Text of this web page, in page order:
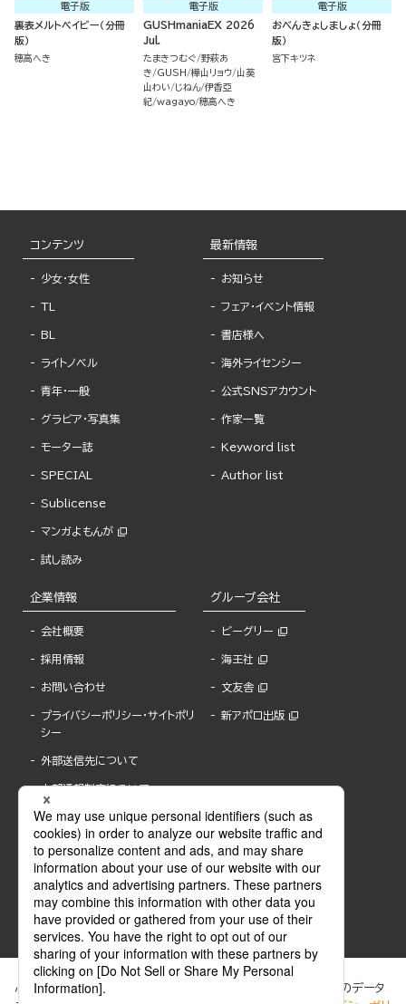
電子版
裏表メルトベイビー（分冊
版）
穂高へき
電子版
GUSHmaniaEX 2026
Jul.
たまきつむぐ 野萩あ
き
GUSH 樺山リョウ 山葵
山わい
じねん 伊香亞
紀 wagayo 穂高へき
電子版
おべんきょしましょ（分冊
版）
宮下キツネ
コンテンツ
少女・女性
TL
BL
ライトノベル
青年・一般
グラビア・写真集
モーター誌
SPECIAL
Sublicense
マンガよもんが
試し読み
最新情報
お知らせ
フェア・イベント情報
書店様へ
海外ライセンシー
公式SNSアカウント
作家一覧
Keyword list
Author list
企業情報
会社概要
採用情報
お問い合わせ
プライバシーポリシー・サイトポリ
シー
外部送信先について
内部通報制度について
グループ会社
ビーグリー
海王社
文友舎
新アポロ出版
ぶんか社が運営するサイトでは、利便性向上のためにCookie等のデータ